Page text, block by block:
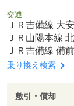
交通
ＪＲ吉備線 大
ＪＲ山陽本線
ＪＲ吉備線 備
乗り換え検索
敷引・償却